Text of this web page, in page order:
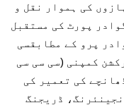
کی ہموار نقل و
پورٹ کی مستقبل
پرو کے مطابقسی
کمپنی (سی سی سی
کی تعمیر کی
ڈریجنگ